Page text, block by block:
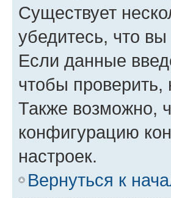
Существует
убедитесь, что
Если данные
чтобы
Также возможно,
конфигурацию
настроек.
Вернуться к